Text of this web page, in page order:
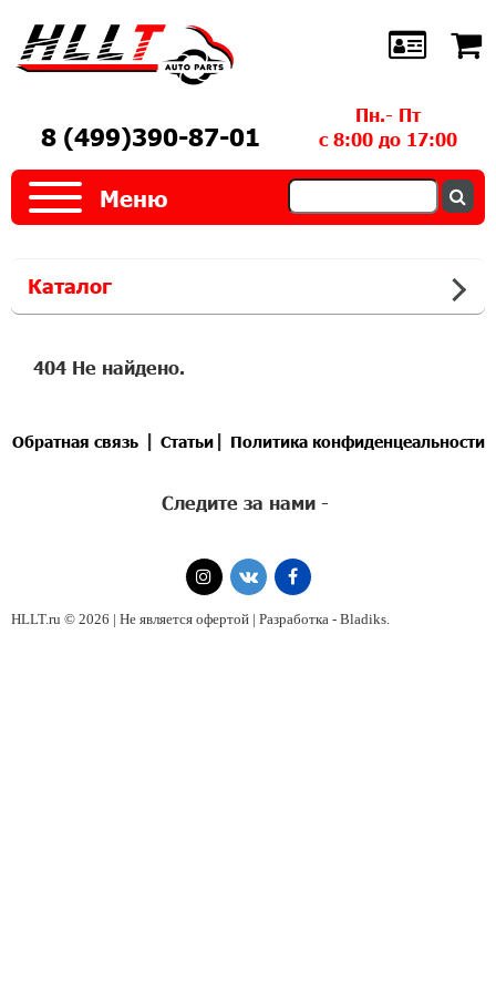
8 (499)390-87-01
Пн.- Пт
с 8:00 до 17:00
Меню
Каталог
404 Не найдено.
Обратная связь| Статьи| Политика конфиденцеальности
Следите за нами -
HLLT.ru © 2026 | Не является офертой | Разработка - Bladiks